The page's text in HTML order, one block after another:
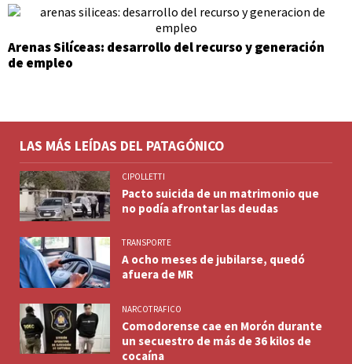
Arenas Silíceas: desarrollo del recurso y generación
de empleo
LAS MÁS LEÍDAS DEL PATAGÓNICO
CIPOLLETTI
Pacto suicida de un matrimonio que
no podía afrontar las deudas
TRANSPORTE
A ocho meses de jubilarse, quedó
afuera de MR
NARCOTRAFICO
Comodorense cae en Morón durante
un secuestro de más de 36 kilos de
cocaína